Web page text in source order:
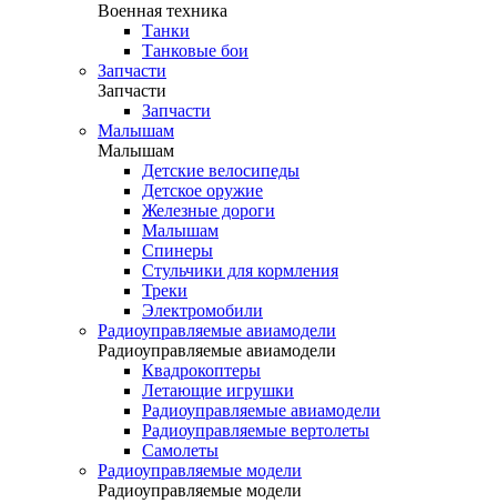
Военная техника
Танки
Танковые бои
Запчасти
Запчасти
Запчасти
Малышам
Малышам
Детские велосипеды
Детское оружие
Железные дороги
Малышам
Спинеры
Стульчики для кормления
Треки
Электромобили
Радиоуправляемые авиамодели
Радиоуправляемые авиамодели
Квадрокоптеры
Летающие игрушки
Радиоуправляемые авиамодели
Радиоуправляемые вертолеты
Самолеты
Радиоуправляемые модели
Радиоуправляемые модели